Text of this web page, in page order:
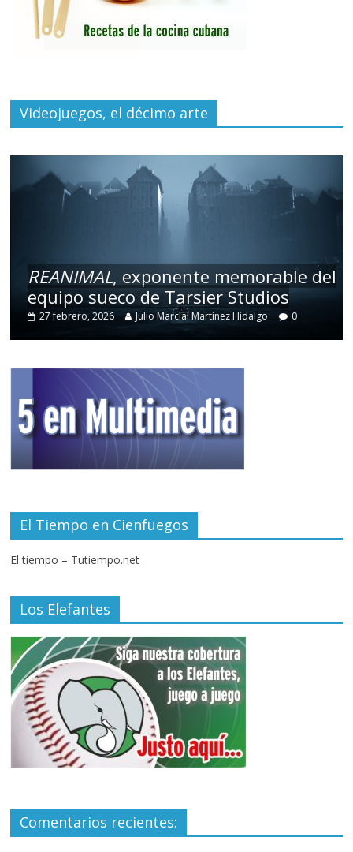
Videojuegos, el décimo arte
REANIMAL, exponente memorable del
equipo sueco de Tarsier Studios
27 febrero, 2026 Julio Marcial Martínez Hidalgo 0
El Tiempo en Cienfuegos
El tiempo – Tutiempo.net
Los Elefantes
Comentarios recientes: